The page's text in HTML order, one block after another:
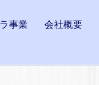
事業 会社概要